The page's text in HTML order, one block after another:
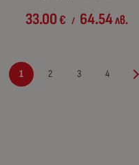
33.00€ / 64.54лв.
1 2 3 4